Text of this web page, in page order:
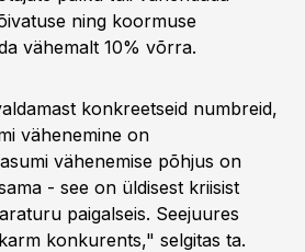
ning koormuse
vähemalt 10% võrra.
konkreetseid numbreid,
vähenemine on
vähenemise põhjus on
- see on üldisest kriisist
paigalseis. Seejuures
konkurents," selgitas ta.